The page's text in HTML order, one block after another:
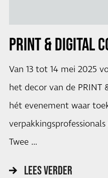
PRINT & DIGITAL
Van 13 tot 14 mei 2025
het decor van de PRINT
hét evenement waar
Twee …
LEES VERDER